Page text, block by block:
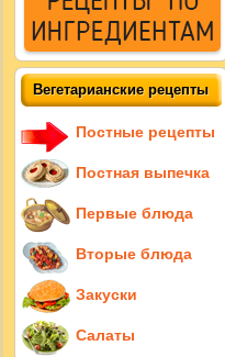
Вегетарианские рецепты
Постные рецепты
Постная выпечка
Первые блюда
Вторые блюда
Закуски
Салаты